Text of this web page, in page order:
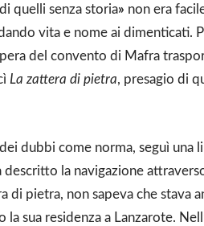
quelli senza storia» non era
vita e nome ai dimenticati.
del convento di Mafra
La zattera di pietra, presagio di
dubbi come norma, seguì una
la navigazione
di pietra, non sapeva che stava
sua residenza a Lanzarote.